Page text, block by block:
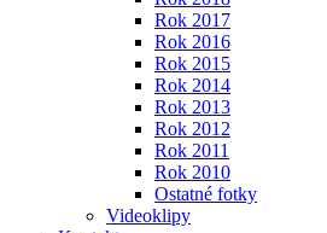
Rok 2017
Rok 2016
Rok 2015
Rok 2014
Rok 2013
Rok 2012
Rok 2011
Rok 2010
Ostatné fotky
Videoklipy